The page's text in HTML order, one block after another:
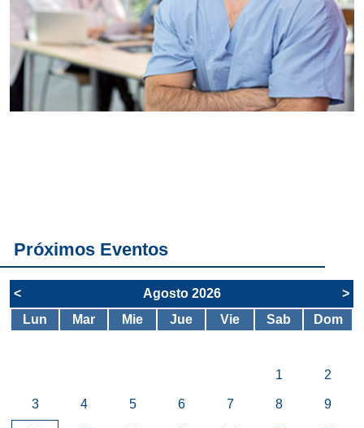
Próximos Eventos
< Agosto 2026
>
Lun
Mar Mie Jue Vie Sab Dom
1 2
3 4 5 6 7 8 9